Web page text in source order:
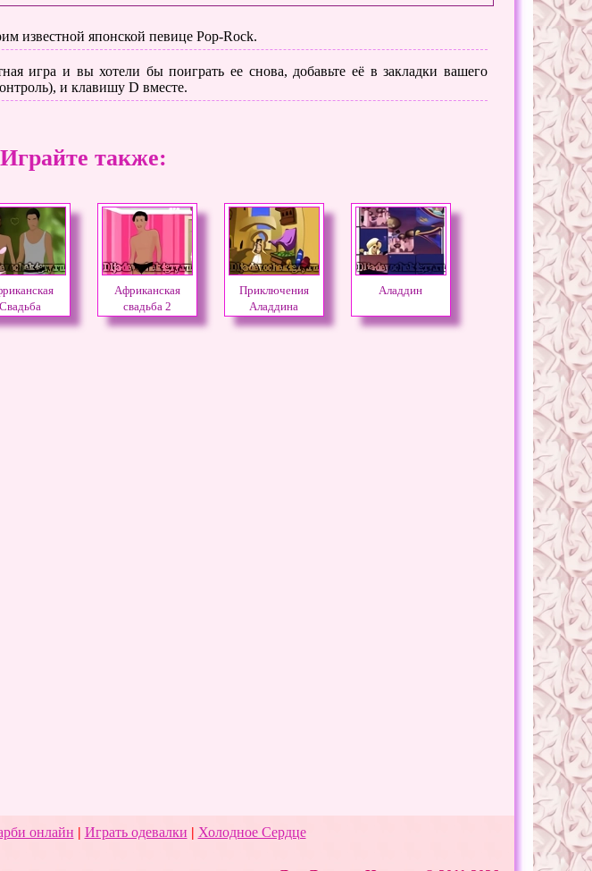
известной японской певице Pop-Rock.
игра и вы хотели бы поиграть ее снова, добавьте её в закладки вашего
и клавишу D вместе.
Играйте также:
Свадьба
Африканская
свадьба 2
Приключения
Аладдина
Аладдин
онлайн | Играть одевалки | Холодное Сердце